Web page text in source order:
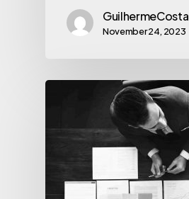
GuilhermeCosta
November 24, 2023